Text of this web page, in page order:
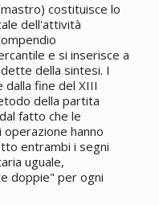
costituisce lo
dell'attività
e si inserisce a
della sintesi. I
dalla fine del XIII
della partita
fatto che le
hanno
entrambi i segni
uguale,
doppie" per ogni